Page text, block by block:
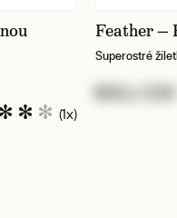
(1x)
Feather —
Superostré